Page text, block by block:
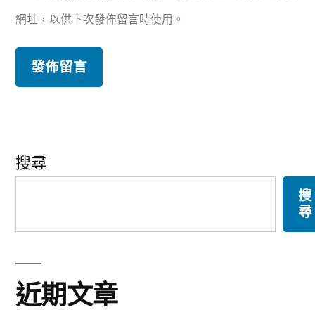
網址，以供下次發佈留言時使用。
搜尋
搜
尋
近期文章